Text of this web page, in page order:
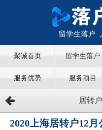
留学生落户
聚诚首页 留学生落户
服务优势 服务项目
居转
2020上海居转户12月